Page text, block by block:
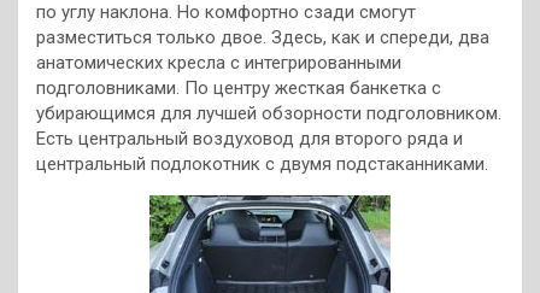
по углу наклона. Но комфортно сзади смогут
разместиться только двое. Здесь, как и спереди, два
анатомических кресла с интегрированными
подголовниками. По центру жесткая банкетка с
убирающимся для лучшей обзорности подголовником.
Есть центральный воздуховод для второго ряда и
центральный подлокотник с двумя подстаканниками.